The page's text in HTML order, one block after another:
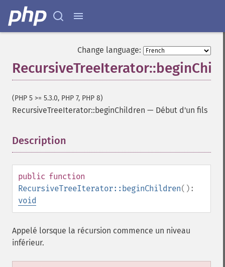
Change language:
(PHP 5 >= 5.3.0, PHP 7, PHP 8)
RecursiveTreeIterator::beginChildren — Début d'un fils
Description
public function
RecursiveTreeIterator::beginChildren():
void
Appelé lorsque la récursion commence un niveau
inférieur.